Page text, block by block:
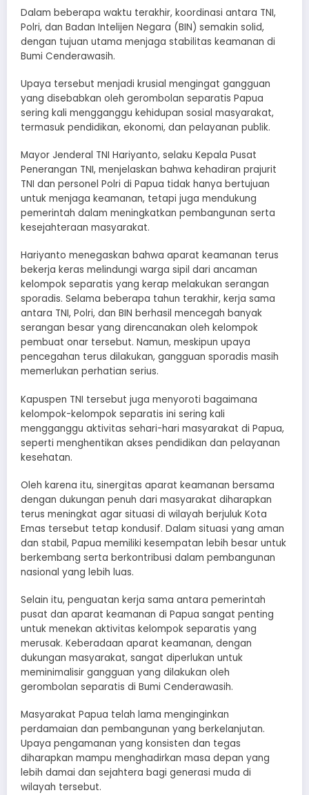
Dalam beberapa waktu terakhir, koordinasi antara TNI,
Polri, dan Badan Intelijen Negara (BIN) semakin solid,
dengan tujuan utama menjaga stabilitas keamanan di
Bumi Cenderawasih.
Upaya tersebut menjadi krusial mengingat gangguan
yang disebabkan oleh gerombolan separatis Papua
sering kali mengganggu kehidupan sosial masyarakat,
termasuk pendidikan, ekonomi, dan pelayanan publik.
Mayor Jenderal TNI Hariyanto, selaku Kepala Pusat
Penerangan TNI, menjelaskan bahwa kehadiran prajurit
TNI dan personel Polri di Papua tidak hanya bertujuan
untuk menjaga keamanan, tetapi juga mendukung
pemerintah dalam meningkatkan pembangunan serta
kesejahteraan masyarakat.
Hariyanto menegaskan bahwa aparat keamanan terus
bekerja keras melindungi warga sipil dari ancaman
kelompok separatis yang kerap melakukan serangan
sporadis. Selama beberapa tahun terakhir, kerja sama
antara TNI, Polri, dan BIN berhasil mencegah banyak
serangan besar yang direncanakan oleh kelompok
pembuat onar tersebut. Namun, meskipun upaya
pencegahan terus dilakukan, gangguan sporadis masih
memerlukan perhatian serius.
Kapuspen TNI tersebut juga menyoroti bagaimana
kelompok-kelompok separatis ini sering kali
mengganggu aktivitas sehari-hari masyarakat di Papua,
seperti menghentikan akses pendidikan dan pelayanan
kesehatan.
Oleh karena itu, sinergitas aparat keamanan bersama
dengan dukungan penuh dari masyarakat diharapkan
terus meningkat agar situasi di wilayah berjuluk Kota
Emas tersebut tetap kondusif. Dalam situasi yang aman
dan stabil, Papua memiliki kesempatan lebih besar untuk
berkembang serta berkontribusi dalam pembangunan
nasional yang lebih luas.
Selain itu, penguatan kerja sama antara pemerintah
pusat dan aparat keamanan di Papua sangat penting
untuk menekan aktivitas kelompok separatis yang
merusak. Keberadaan aparat keamanan, dengan
dukungan masyarakat, sangat diperlukan untuk
meminimalisir gangguan yang dilakukan oleh
gerombolan separatis di Bumi Cenderawasih.
Masyarakat Papua telah lama menginginkan
perdamaian dan pembangunan yang berkelanjutan.
Upaya pengamanan yang konsisten dan tegas
diharapkan mampu menghadirkan masa depan yang
lebih damai dan sejahtera bagi generasi muda di
wilayah tersebut.